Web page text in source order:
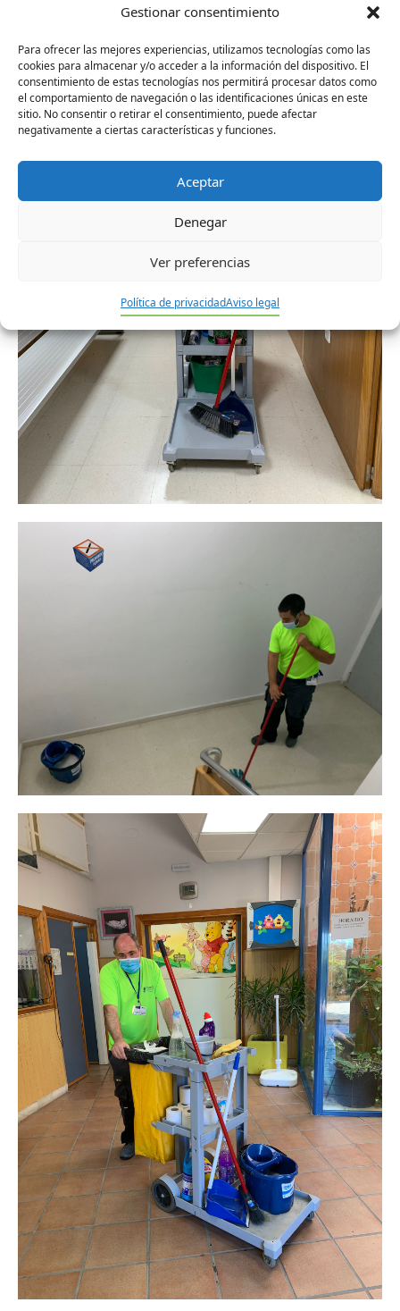
Gestionar consentimiento
Para ofrecer las mejores experiencias, utilizamos tecnologías como las
cookies para almacenar y/o acceder a la información del dispositivo. El
consentimiento de estas tecnologías nos permitirá procesar datos como
el comportamiento de navegación o las identificaciones únicas en este
sitio. No consentir o retirar el consentimiento, puede afectar
negativamente a ciertas características y funciones.
Aceptar
Denegar
Ver preferencias
Política de privacidadAviso legal